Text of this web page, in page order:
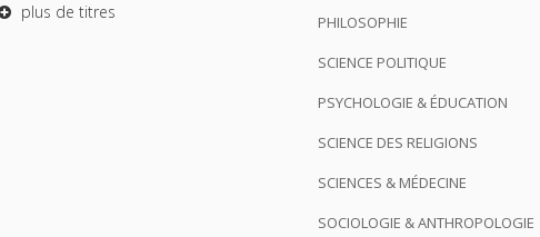
plus de titres
PHILOSOPHIE
SCIENCE POLITIQUE
PSYCHOLOGIE & ÉDUCATION
SCIENCE DES RELIGIONS
SCIENCES & MÉDECINE
SOCIOLOGIE & ANTHROPOLOGIE